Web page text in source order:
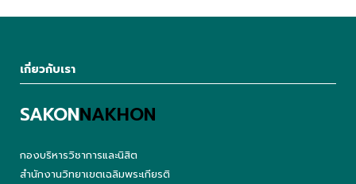
เกี่ยวกับเรา
SAKONNAKHON
กองบริหารวิชาการและนิสิต
สำนักงานวิทยาเขตเฉลิมพระเกียรติ